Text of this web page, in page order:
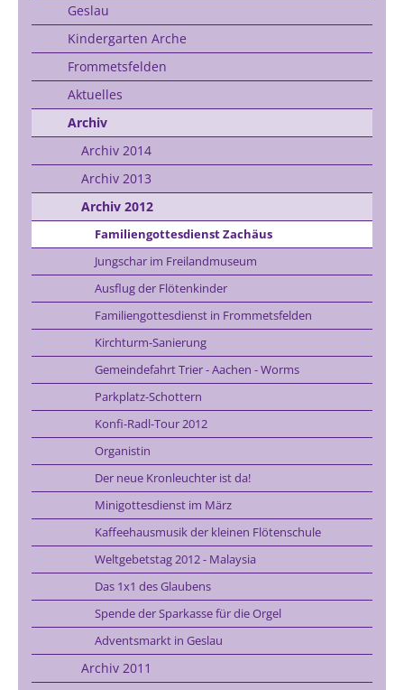
Geslau
Kindergarten Arche
Frommetsfelden
Aktuelles
Archiv
Archiv 2014
Archiv 2013
Archiv 2012
Familiengottesdienst Zachäus
Jungschar im Freilandmuseum
Ausflug der Flötenkinder
Familiengottesdienst in Frommetsfelden
Kirchturm-Sanierung
Gemeindefahrt Trier - Aachen - Worms
Parkplatz-Schottern
Konfi-Radl-Tour 2012
Organistin
Der neue Kronleuchter ist da!
Minigottesdienst im März
Kaffeehausmusik der kleinen Flötenschule
Weltgebetstag 2012 - Malaysia
Das 1x1 des Glaubens
Spende der Sparkasse für die Orgel
Adventsmarkt in Geslau
Archiv 2011